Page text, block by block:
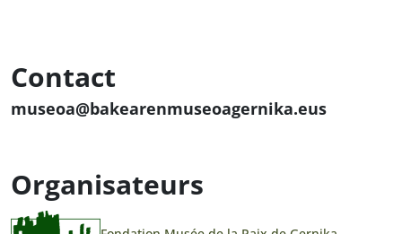
Contact
museoa@bakearenmuseoagernika.eus
Organisateurs